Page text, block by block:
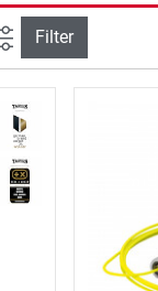
Ansicht filtern
Filter